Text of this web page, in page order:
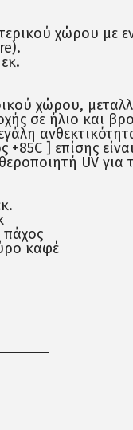
χώρου με
χώρου,
σε ήλιο και
] επίσης είναι
UV για
πάχος
καφέ